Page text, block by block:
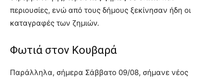
περιουσίες, ενώ από τους δήμους ξεκίνησαν ήδη οι
καταγραφές των ζημιών.
Φωτιά στον Κουβαρά
Παράλληλα, σήμερα Σάββατο 09/08, σήμανε νέος